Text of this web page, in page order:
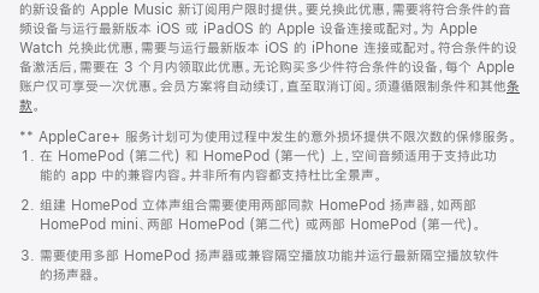
页
脚
的新设备的 Apple Music 新订阅用户限时提供。要兑换此优惠，需要将符合条件的音
频设备与运行最新版本 iOS 或 iPadOS 的 Apple 设备连接或配对。为 Apple
Watch 兑换此优惠，需要与运行最新版本 iOS 的 iPhone 连接或配对。符合条件的设
备激活后，需要在 3 个月内领取此优惠。无论购买多少件符合条件的设备，每个 Apple
账户仅可享受一次优惠。会员方案将自动续订，直至取消订阅。须遵循限制条件和其他条
款。
窗
口
中
打
开)
** AppleCare+ 服务计划可为使用过程中发生的意外损坏提供不限次数的保修服务。
在 HomePod (第二代) 和 HomePod (第一代) 上，空间音频适用于支持此功
能的 app 中的兼容内容。并非所有内容都支持杜比全景声。
组建 HomePod 立体声组合需要使用两部同款 HomePod 扬声器，如两部
HomePod mini、两部 HomePod (第二代) 或两部 HomePod (第一代)。
需要使用多部 HomePod 扬声器或兼容隔空播放功能并运行最新隔空播放软件
的扬声器。